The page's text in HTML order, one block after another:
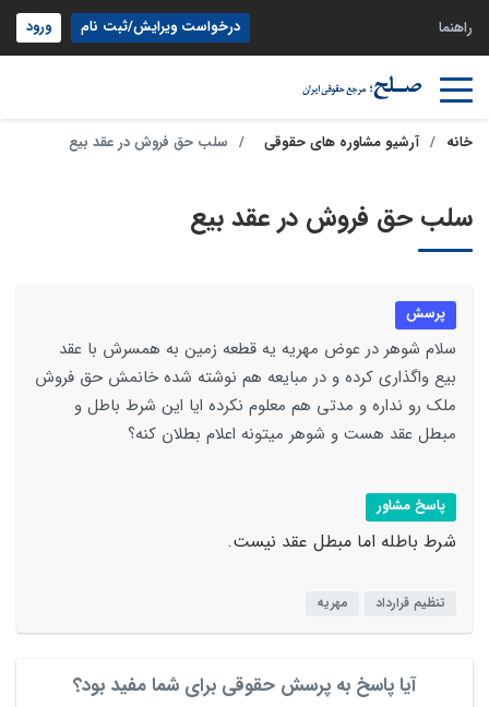
راهنما درخواست ویرایش/ثبت نام ورود
خانه آرشیو مشاوره های حقوقی سلب حق فروش در عقد بیع
سلب حق فروش در عقد بیع
پرسش
سلام شوهر در عوض مهریه یه قطعه زمین به همسرش با عقد
بیع واگذاری کرده و در مبایعه هم نوشته شده خانمش حق فروش
ملک رو نداره و مدتی هم معلوم نکرده ایا این شرط باطل و
مبطل عقد هست و شوهر میتونه اعلام بطلان کنه؟
پاسخ مشاور
شرط باطله اما مبطل عقد نیست.
تنظیم قرارداد مهریه
آیا پاسخ به پرسش حقوقی برای شما مفید بود؟